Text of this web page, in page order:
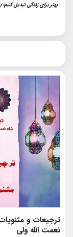
بهتر برای زندگی تبدیل کنیم؛
ترجیعات و
نعمت الله ولى